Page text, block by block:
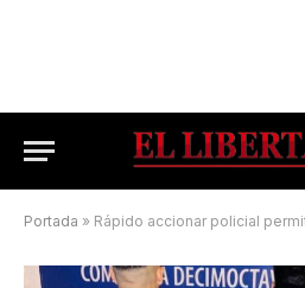
Portada » Rápido accionar policial permitió